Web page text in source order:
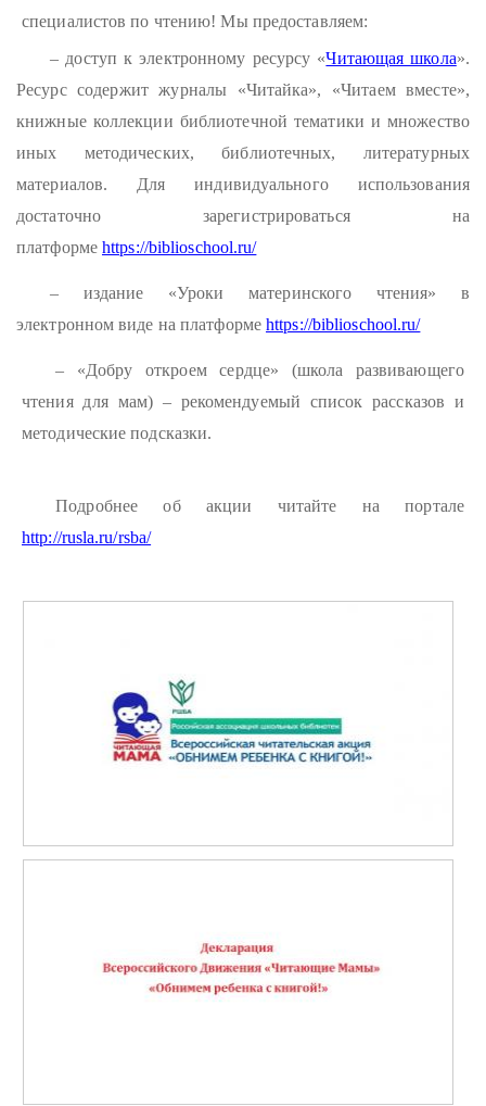
специалистов по чтению! Мы предоставляем:
– доступ к электронному ресурсу «Читающая школа».
Ресурс содержит журналы «Читайка», «Читаем вместе»,
книжные коллекции библиотечной тематики и множество
иных методических, библиотечных, литературных
материалов. Для индивидуального использования
достаточно зарегистрироваться на
платформе https://biblioschool.ru/
– издание «Уроки материнского чтения» в
электронном виде на платформеhttps://biblioschool.ru/
– «Добру откроем сердце» (школа развивающего
чтения для мам) – рекомендуемый список рассказов и
методические подсказки.
Подробнее об акции читайте на портале
http://rusla.ru/rsba/